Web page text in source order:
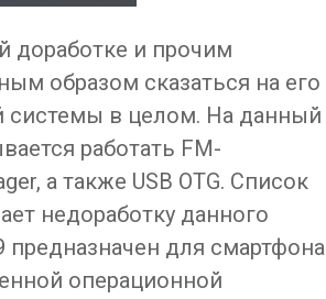
доработке и прочим
образом сказаться на его
системы в целом. На данный
работать FM-
а также USB OTG. Список
недоработку данного
предназначен для смартфона
операционной